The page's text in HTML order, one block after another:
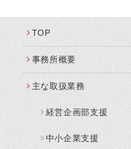
TOP
事務所概要
主な取扱業務
経営企画部支援
中小企業支援